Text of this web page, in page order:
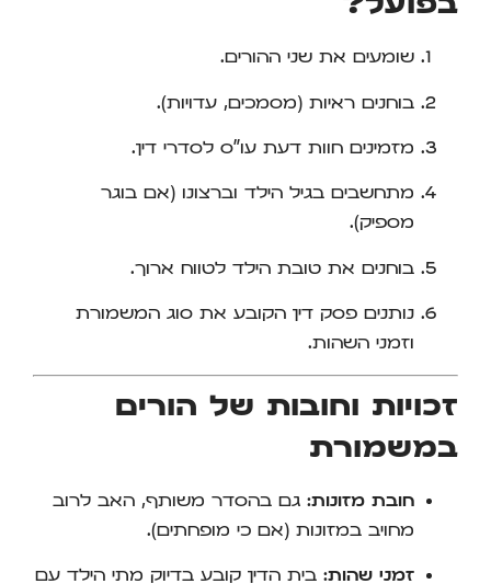
שומעים את שני ההורים.
בוחנים ראיות (מסמכים, עדויות).
מזמינים חוות דעת עו"ס לסדרי דין.
מתחשבים בגיל הילד וברצונו (אם בוגר
מספיק).
בוחנים את טובת הילד לטווח ארוך.
נותנים פסק דין הקובע את סוג המשמורת
וזמני השהות.
זכויות וחובות של הורים
במשמורת
חובת מזונות: גם בהסדר משותף, האב לרוב
מחויב במזונות (אם כי מופחתים).
זמני שהות: בית הדין קובע בדיוק מתי הילד עם